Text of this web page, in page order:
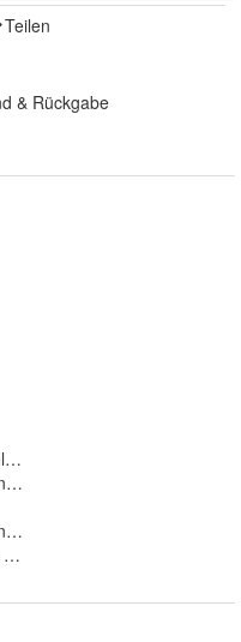
Teilen
& Rückgabe
Arbeitszimmer
Sonnenuntergang
B. 120 cm x H. 80 cm, B.